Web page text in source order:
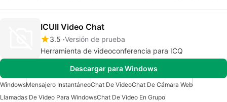
ICUII Video Chat
3.5 Versión de prueba
Herramienta de videoconferencia para ICQ
Descargar para Windows
WindowsMensajero InstantáneoChat De VideoChat De Cámara Web
Llamadas De Video Para WindowsChat De Video En Grupo